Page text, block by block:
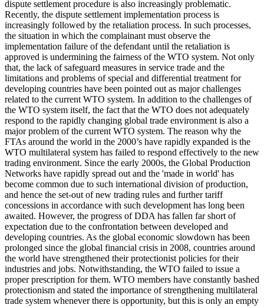
dispute settlement procedure is also increasingly problematic.
Recently, the dispute settlement implementation process is
increasingly followed by the retaliation process. In such processes,
the situation in which the complainant must observe the
implementation failure of the defendant until the retaliation is
approved is undermining the fairness of the WTO system. Not only
that, the lack of safeguard measures in service trade and the
limitations and problems of special and differential treatment for
developing countries have been pointed out as major challenges
related to the current WTO system. In addition to the challenges of
the WTO system itself, the fact that the WTO does not adequately
respond to the rapidly changing global trade environment is also a
major problem of the current WTO system. The reason why the
FTAs around the world in the 2000’s have rapidly expanded is the
WTO multilateral system has failed to respond effectively to the new
trading environment. Since the early 2000s, the Global Production
Networks have rapidly spread out and the 'made in world' has
become common due to such international division of production,
and hence the set-out of new trading rules and further tariff
concessions in accordance with such development has long been
awaited. However, the progress of DDA has fallen far short of
expectation due to the confrontation between developed and
developing countries. As the global economic slowdown has been
prolonged since the global financial crisis in 2008, countries around
the world have strengthened their protectionist policies for their
industries and jobs. Notwithstanding, the WTO failed to issue a
proper prescription for them. WTO members have constantly bashed
protectionism and stated the importance of strengthening multilateral
trade system whenever there is opportunity, but this is only an empty